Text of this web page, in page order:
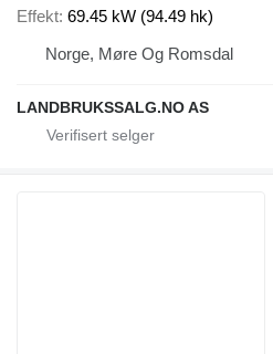
Effekt 69.45 kW (94.49 hk)
Norge, Møre Og Romsdal
LANDBRUKSSALG.NO AS